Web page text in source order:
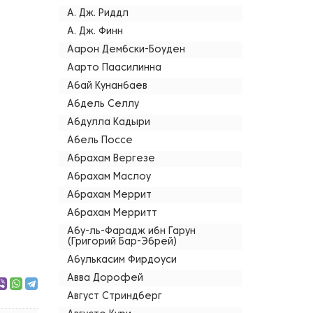
А. Дж. Риддл
А. Дж. Финн
Аарон Дембски-Боуден
Аарто Паасилинна
Абай Кунанбаев
Абдель Селлу
Абдулла Кадыри
Абель Поссе
Абрахам Вергезе
Абрахам Маслоу
Абрахам Меррит
Абрахам Мерритт
Абу-ль-Фарадж ибн Гарун
(Григорий Бар-Эбрей)
Абулькасим Фирдоуси
Авва Дорофей
Август Стриндберг